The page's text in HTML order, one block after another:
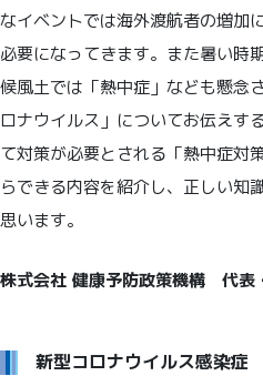
なイベントでは海外渡航者の増加
必要になってきます。また暑い時
候風土では「熱中症」なども懸念
ロナウイルス」についてお伝えす
て対策が必要とされる「熱中症対
らできる内容を紹介し、正しい知
思います。
株式会社 健康予防政策機構 代表
新型コロナウイルス感染症